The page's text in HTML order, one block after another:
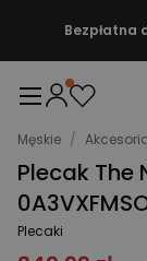
Bezpłatna
Męskie /
Plecak The
Plecaki